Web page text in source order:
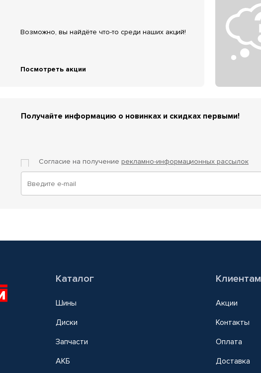
Возможно, вы найдёте что-то среди наших акций!
Посмотреть акции
Получайте информацию о новинках и скидках первыми!
Согласие на получение рекламно-информационных рассылок
Каталог
Шины
Диски
Запчасти
АКБ
Клиентам
Акции
Контакты
Оплата
Доставка